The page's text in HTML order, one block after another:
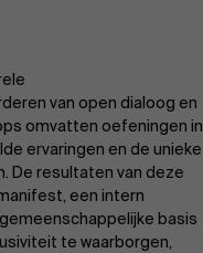
van open dialoog en
omvatten oefeningen in
ervaringen en de unieke
De resultaten van deze
een intern
basis
te waarborgen,